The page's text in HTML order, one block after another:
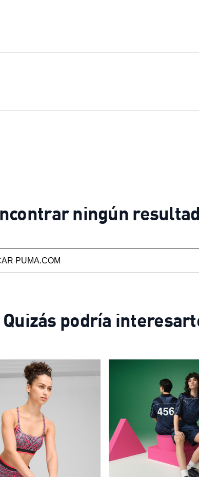
ningún
Quizás podría